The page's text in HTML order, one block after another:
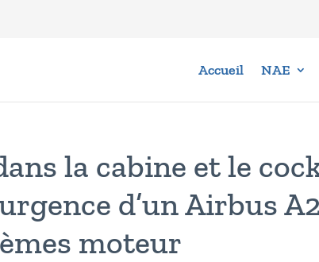
Accueil NAE
la cabine et le
d’un Airbus
moteur